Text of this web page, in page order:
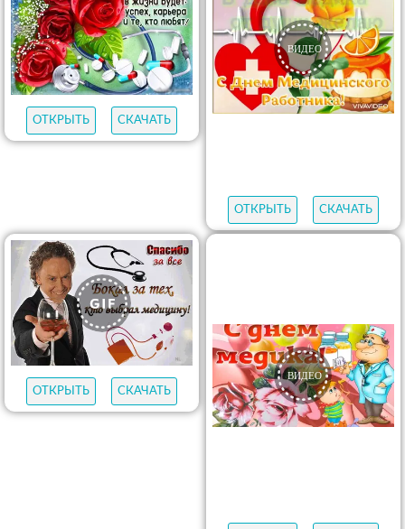
ОТКРЫТЬ СКАЧАТЬ
ОТКРЫТЬ СКАЧАТЬ
ОТКРЫТЬ СКАЧАТЬ